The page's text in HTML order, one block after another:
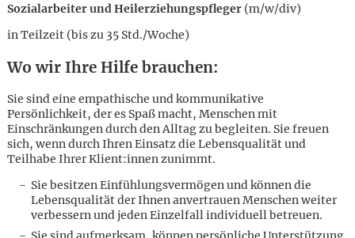
Sozialarbeiter und Heilerziehungspfleger(m/w/div)
in Teilzeit (bis zu 35 Std./Woche)
Wo wir Ihre Hilfe brauchen:
Sie sind eine empathische und kommunikative
Persönlichkeit, der es Spaß macht, Menschen mit
Einschränkungen durch den Alltag zu begleiten. Sie freuen
sich, wenn durch Ihren Einsatz die Lebensqualität und
Teilhabe Ihrer Klient:innen zunimmt.
Sie besitzen Einfühlungsvermögen und können die
Lebensqualität der Ihnen anvertrauen Menschen weiter
verbessern und jeden Einzelfall individuell betreuen.
Karte anzeigen